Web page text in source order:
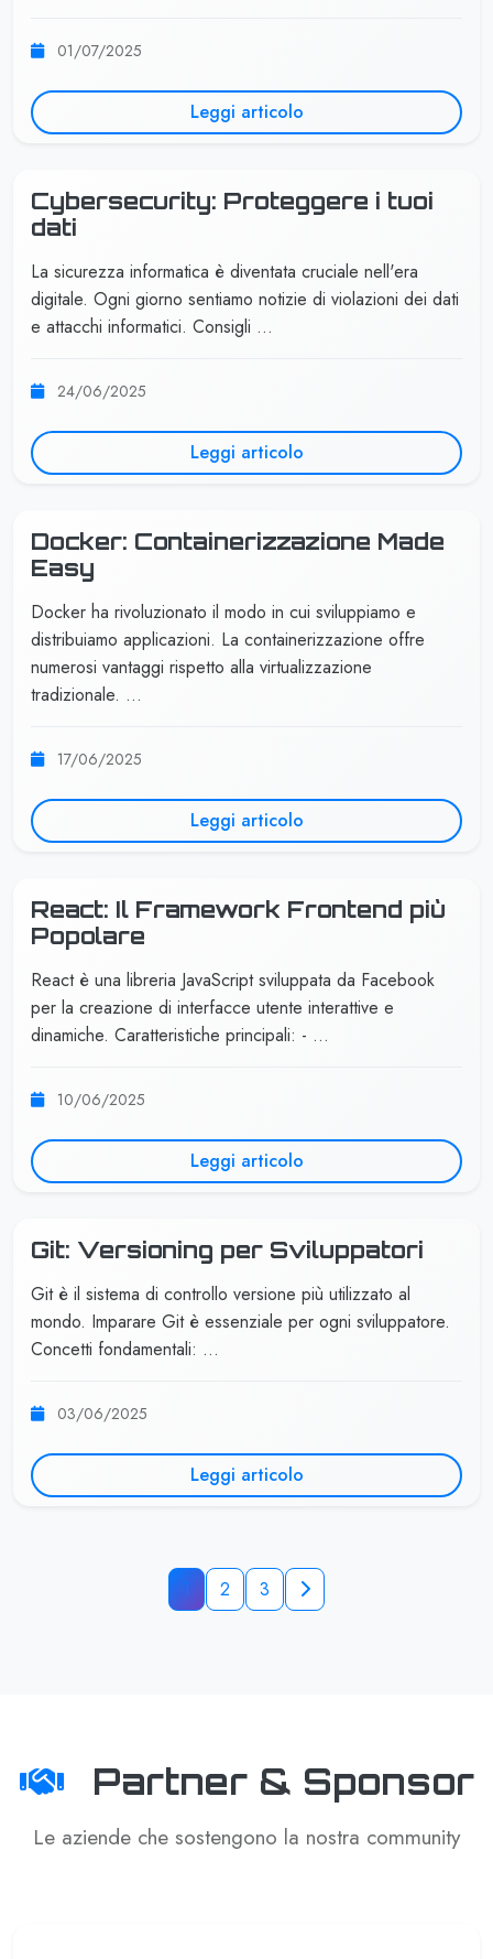
01/07/2025
Leggi articolo
Cybersecurity: Proteggere i tuoi
dati
La sicurezza informatica è diventata cruciale nell'era
digitale. Ogni giorno sentiamo notizie di violazioni dei dati
e attacchi informatici. Consigli …
24/06/2025
Leggi articolo
Docker: Containerizzazione Made
Easy
Docker ha rivoluzionato il modo in cui sviluppiamo e
distribuiamo applicazioni. La containerizzazione offre
numerosi vantaggi rispetto alla virtualizzazione
tradizionale. …
17/06/2025
Leggi articolo
React: Il Framework Frontend più
Popolare
React è una libreria JavaScript sviluppata da Facebook
per la creazione di interfacce utente interattive e
dinamiche. Caratteristiche principali: - …
10/06/2025
Leggi articolo
Git: Versioning per Sviluppatori
Git è il sistema di controllo versione più utilizzato al
mondo. Imparare Git è essenziale per ogni sviluppatore.
Concetti fondamentali: …
03/06/2025
Leggi articolo
1 2 3
Partner & Sponsor
Le aziende che sostengono la nostra community